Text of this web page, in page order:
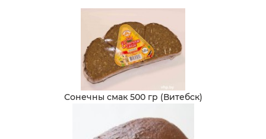
Сонечны смак 500 гр (Витебск)